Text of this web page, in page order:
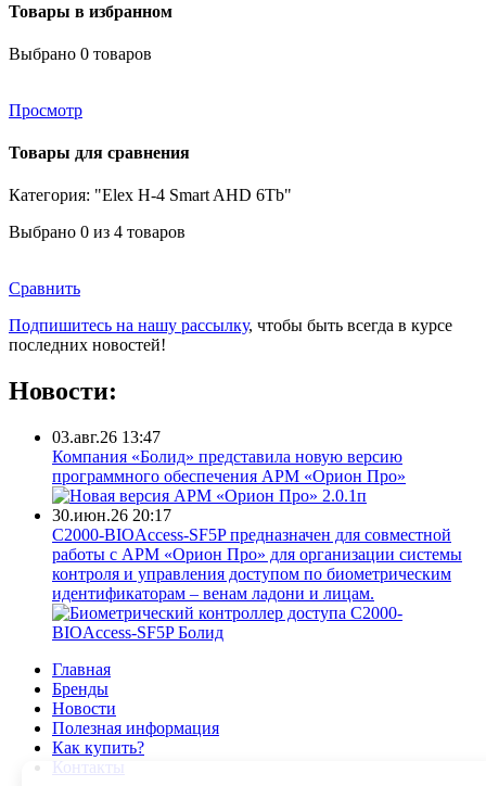
Товары в избранном
Выбрано 0 товаров
Просмотр
Товары для сравнения
Категория: "Elex H-4 Smart AHD 6Tb"
Выбрано 0 из 4 товаров
Сравнить
Подпишитесь на нашу рассылку, чтобы быть всегда в курсе
последних новостей!
Новости:
03.авг.26 13:47
Компания «Болид» представила новую версию
программного обеспечения АРМ «Орион Про»
30.июн.26 20:17
С2000-BIOAccess-SF5P предназначен для совместной
работы с АРМ «Орион Про» для организации системы
контроля и управления доступом по биометрическим
идентификаторам – венам ладони и лицам.
Главная
Бренды
Новости
Полезная информация
Как купить?
Контакты